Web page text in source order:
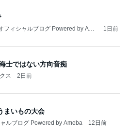
フィシャルブログ Powered by Ame
1日前
士ではない方向音痴
ス 2日前
まいもの大会
ルブログ Powered by Ameba 12日前